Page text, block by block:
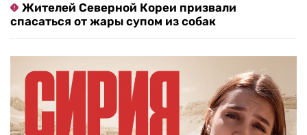
Жителей Северной Кореи призвали
спасаться от жары супом из собак